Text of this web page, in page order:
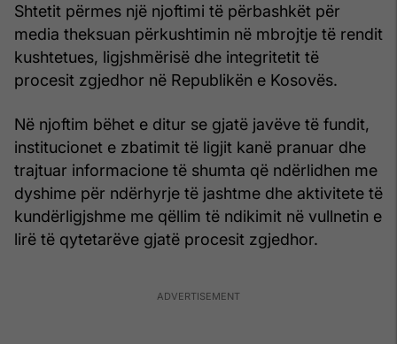
Shtetit përmes një njoftimi të përbashkët për
media theksuan përkushtimin në mbrojtje të rendit
kushtetues, ligjshmërisë dhe integritetit të
procesit zgjedhor në Republikën e Kosovës.
Në njoftim bëhet e ditur se gjatë javëve të fundit,
institucionet e zbatimit të ligjit kanë pranuar dhe
trajtuar informacione të shumta që ndërlidhen me
dyshime për ndërhyrje të jashtme dhe aktivitete të
kundërligjshme me qëllim të ndikimit në vullnetin e
lirë të qytetarëve gjatë procesit zgjedhor.